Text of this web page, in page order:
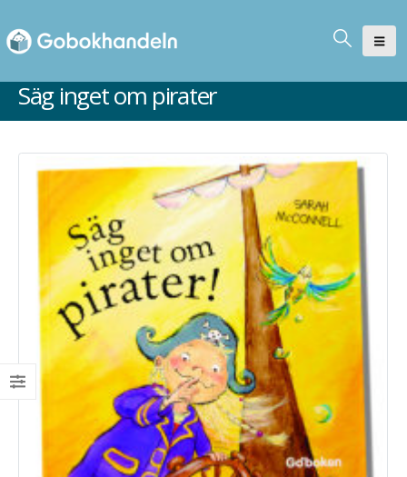
Säg inget om pirater